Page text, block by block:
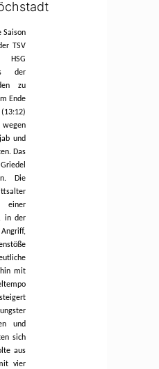
Saison
TSV
der
zu
Ende
wegen
und
Das
Die
einer
in der
mit
und
sich
aus
vier